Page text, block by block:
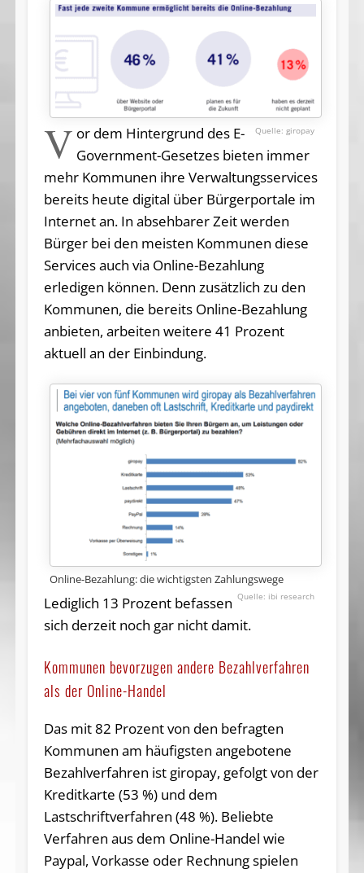
giropay
V or dem Hintergrund des E-
Government-Gesetzes bieten immer
mehr Kommunen ihre Verwaltungsservices
bereits heute digital über Bürgerportale im
Internet an. In absehbarer Zeit werden
Bürger bei den meisten Kommunen diese
Services auch via Online-Bezahlung
erledigen können. Denn zusätzlich zu den
Kommunen, die bereits Online-Bezahlung
anbieten, arbeiten weitere 41 Prozent
aktuell an der Einbindung.
Online-Bezahlung: die wichtigsten Zahlungswege
ibi research
Lediglich 13 Prozent befassen
sich derzeit noch gar nicht damit.
Kommunen bevorzugen andere Bezahlverfahren
als der Online-Handel
Das mit 82 Prozent von den befragten
Kommunen am häufigsten angebotene
Bezahlverfahren ist giropay, gefolgt von der
Kreditkarte (53 %) und dem
Lastschriftverfahren (48 %). Beliebte
Verfahren aus dem Online-Handel wie
Paypal, Vorkasse oder Rechnung spielen